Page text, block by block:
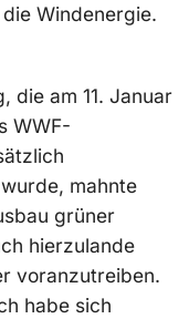
Windenergie.
die am 11. Januar
WWF-
mahnte
grüner
hierzulande
voranzutreiben.
habe sich